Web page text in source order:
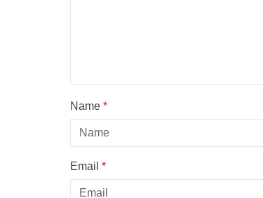
Name *
Email *